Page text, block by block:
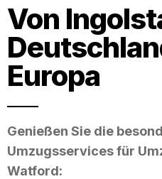
Von
Europa
Genießen Sie die
Umzugsservices für
Watford: